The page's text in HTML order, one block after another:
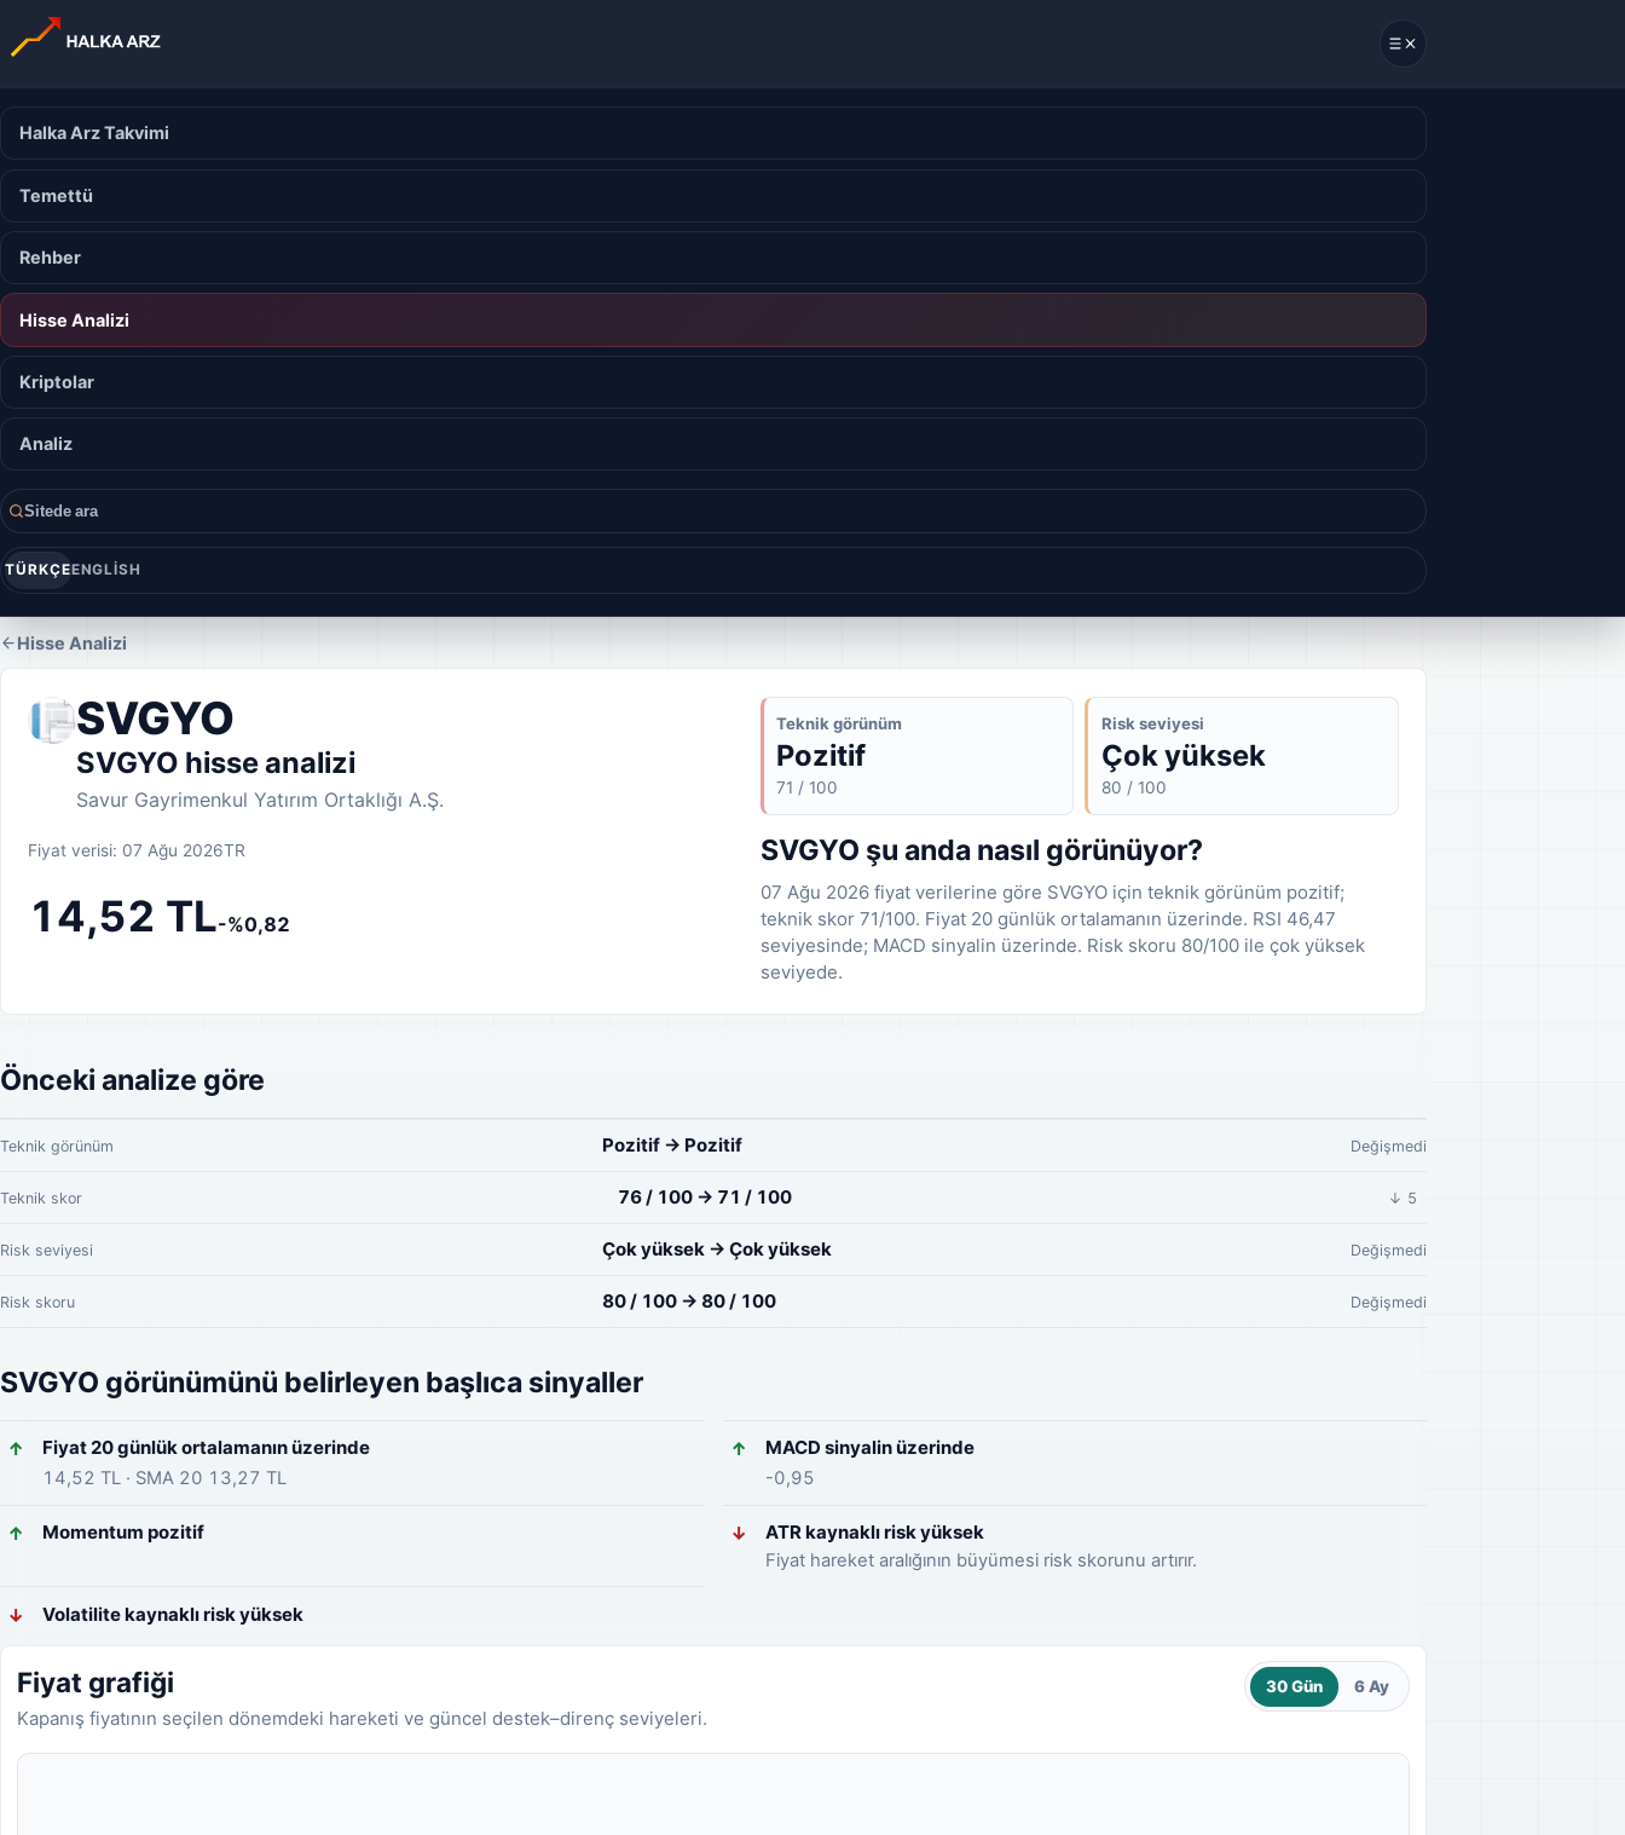
Halka Arz Takvimi
Temettü
Rehber
Hisse Analizi
Kriptolar
Analiz
Sitede ara
TÜRKÇEENGLISH
Hisse Analizi
SVGYO
SVGYO hisse analizi
Savur Gayrimenkul Yatırım Ortaklığı A.Ş.
Fiyat verisi: 07 Ağu 2026TR
14,52 TL-%0,82
Teknik görünüm
Pozitif
71 / 100
Risk seviyesi
Çok yüksek
80 / 100
SVGYO şu anda nasıl görünüyor?
07 Ağu 2026 fiyat verilerine göre SVGYO için teknik görünüm pozitif;
teknik skor 71/100. Fiyat 20 günlük ortalamanın üzerinde. RSI 46,47
seviyesinde; MACD sinyalin üzerinde. Risk skoru 80/100 ile çok yüksek
seviyede.
Önceki analize göre
Teknik görünüm Pozitif → Pozitif Değişmedi
Teknik skor 76 / 100 → 71 / 100 ↓ 5
Risk seviyesi Çok yüksek → Çok yüksek Değişmedi
Risk skoru 80 / 100 → 80 / 100 Değişmedi
SVGYO görünümünü belirleyen başlıca sinyaller
↑ Fiyat 20 günlük ortalamanın üzerinde
14,52 TL · SMA 20 13,27 TL
↑ MACD sinyalin üzerinde
-0,95
↑ Momentum pozitif ↓ ATR kaynaklı risk yüksek
Fiyat hareket aralığının büyümesi risk skorunu artırır.
↓ Volatilite kaynaklı risk yüksek
Fiyat grafiği
Kapanış fiyatının seçilen dönemdeki hareketi ve güncel destek–direnç seviyeleri.
30 Gün 6 Ay